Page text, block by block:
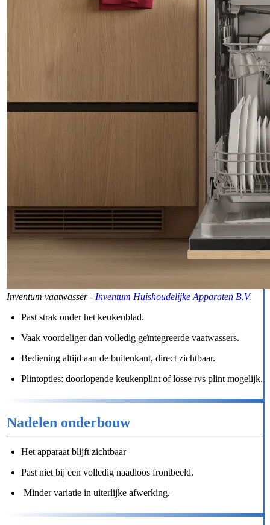
Inventum vaatwasser - Inventum Huishoudelijke Apparaten B.V.
Past strak onder het keukenblad.
Vaak voordeliger dan volledig geïntegreerde vaatwassers.
Bediening altijd aan de buitenkant, direct zichtbaar.
Plintopties: doorlopende keukenplint of losse rvs plint mogelijk.
Nadelen onderbouw
Het apparaat blijft zichtbaar
Past niet bij een volledig naadloos frontbeeld.
Minder variatie in uiterlijke afwerking.